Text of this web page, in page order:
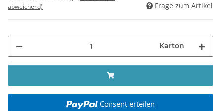
abweichend)
Frage zum Artikel
Karton
Consent erteilen